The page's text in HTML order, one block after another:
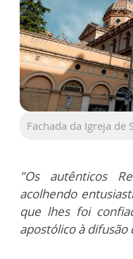
Fachada da Igreja de
"Os autênticos
acolhendo
que lhes foi
apostólico à difusão